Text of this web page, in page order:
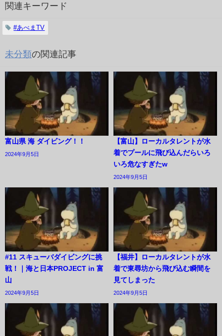
関連キーワード
#あべまTV
未分類の関連記事
富山県 海 ダイビング！！
2024年9月5日
【富山】ローカルタレントが水
着でプールに飛び込んだらいろ
いろ危なすぎたw
2024年9月5日
#11 スキューバダイビングに挑
戦！｜海と日本PROJECT in 富
山
2024年9月5日
【福井】ローカルタレントが水
着で東尋坊から飛び込む瞬間を
見てしまった
2024年9月5日